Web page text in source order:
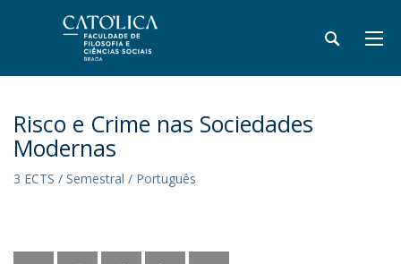
Risco e Crime nas Sociedades
Modernas
3 ECTS / Semestral / Português